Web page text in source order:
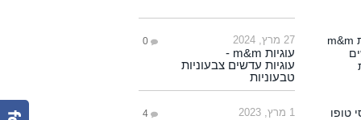
27 מרץ, 2024 0
עוגיות m&m -
עוגיות עדשים צבעוניות
טבעוניות
1 מרץ, 2023 4